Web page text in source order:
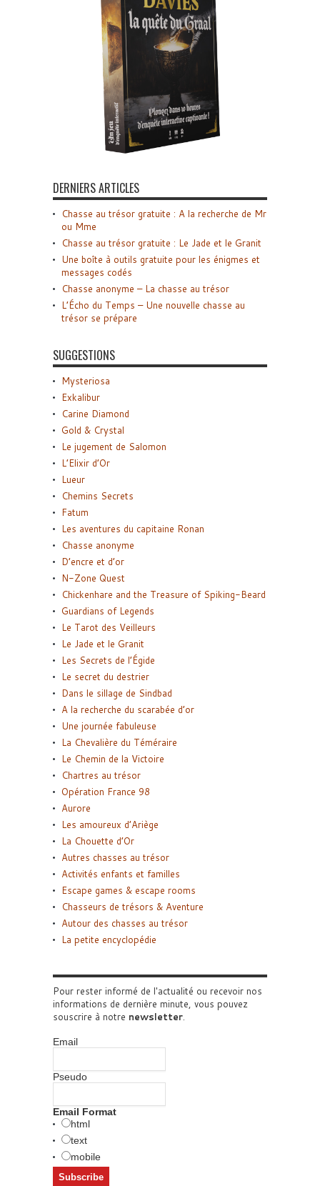
DERNIERS ARTICLES
Chasse au trésor gratuite : A la recherche de Mr
ou Mme
Chasse au trésor gratuite : Le Jade et le Granit
Une boîte à outils gratuite pour les énigmes et
messages codés
Chasse anonyme – La chasse au trésor
L’Écho du Temps – Une nouvelle chasse au
trésor se prépare
SUGGESTIONS
Mysteriosa
Exkalibur
Carine Diamond
Gold & Crystal
Le jugement de Salomon
L’Elixir d’Or
Lueur
Chemins Secrets
Fatum
Les aventures du capitaine Ronan
Chasse anonyme
D’encre et d’or
N-Zone Quest
Chickenhare and the Treasure of Spiking-Beard
Guardians of Legends
Le Tarot des Veilleurs
Le Jade et le Granit
Les Secrets de l’Égide
Le secret du destrier
Dans le sillage de Sindbad
A la recherche du scarabée d’or
Une journée fabuleuse
La Chevalière du Téméraire
Le Chemin de la Victoire
Chartres au trésor
Opération France 98
Aurore
Les amoureux d’Ariège
La Chouette d’Or
Autres chasses au trésor
Activités enfants et familles
Escape games & escape rooms
Chasseurs de trésors & Aventure
Autour des chasses au trésor
La petite encyclopédie
Pour rester informé de l'actualité ou recevoir nos
informations de dernière minute, vous pouvez
souscrire à notre newsletter.
Email
Pseudo
Email Format
html
text
mobile